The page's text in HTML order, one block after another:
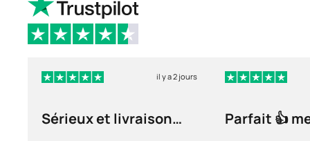
il y a 2 jours
Sérieux et livraison
Parfait 👍